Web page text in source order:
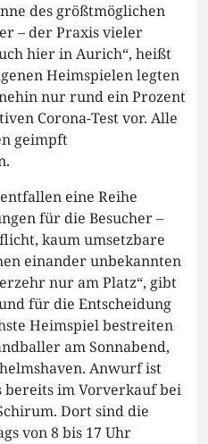
des größtmöglichen
– der Praxis vieler
hier in Aurich“, heißt
Heimspielen legten
nur rund ein Prozent
Corona-Test vor. Alle
geimpft
eine Reihe
für die Besucher –
kaum umsetzbare
einander unbekannten
nur am Platz“, gibt
für die Entscheidung
Heimspiel bestreiten
am Sonnabend,
Anwurf ist
bereits im Vorverkauf bei
Dort sind die
von 8 bis 17 Uhr